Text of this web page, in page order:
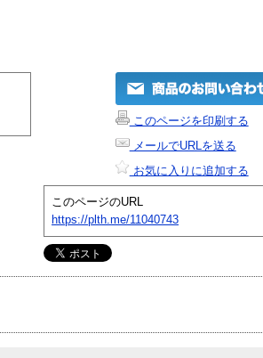
このページを印刷する
メールでURLを送る
お気に入りに追加する
このページのURL
https://plth.me/11040743